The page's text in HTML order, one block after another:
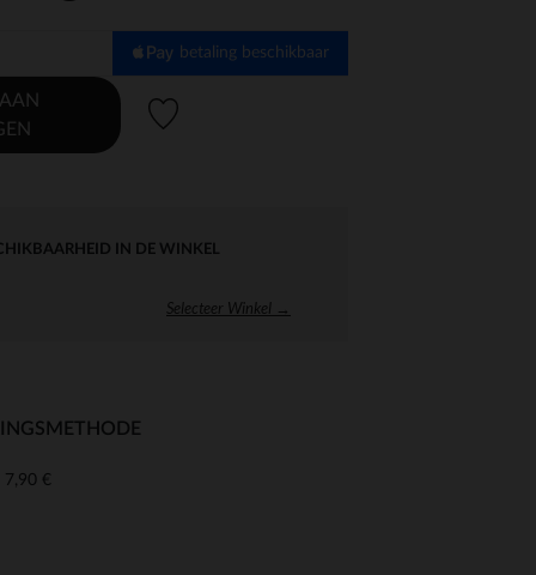
betaling beschikbaar
IN DE WINKEL
Selecteer Winkel →
7,90 €